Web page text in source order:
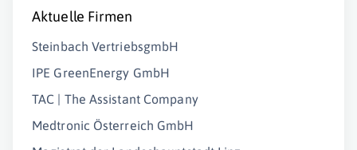
Aktuelle Firmen
Steinbach VertriebsgmbH
IPE GreenEnergy GmbH
TAC | The Assistant Company
Medtronic Österreich GmbH